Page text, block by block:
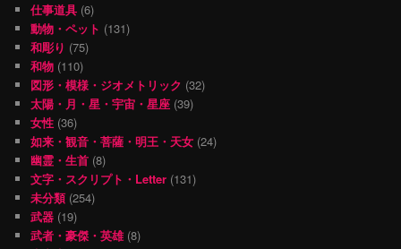
仕事道具 (6)
動物・ペット (131)
和彫り (75)
和物 (110)
図形・模様・ジオメトリック (32)
太陽・月・星・宇宙・星座 (39)
女性 (36)
如来・観音・菩薩・明王・天女 (24)
幽霊・生首 (8)
文字・スクリプト・Letter (131)
未分類(254)
武器 (19)
武者・豪傑・英雄(8)